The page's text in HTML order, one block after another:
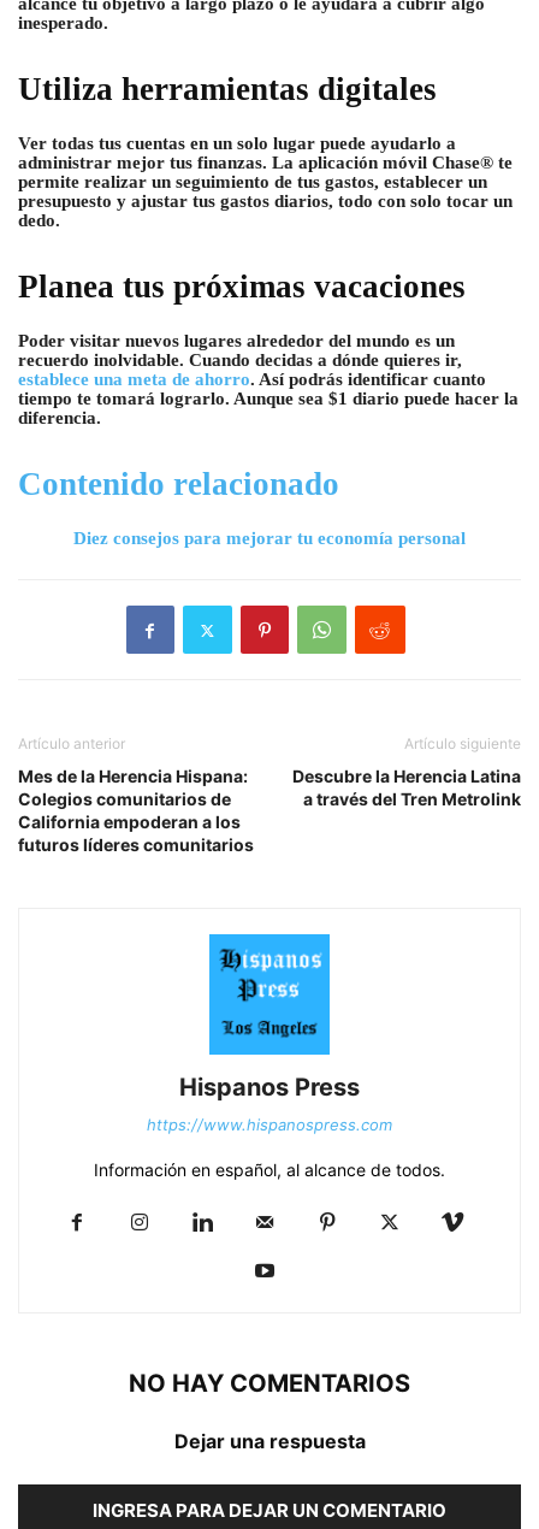
alcance tu objetivo a largo plazo o le ayudará a cubrir algo
inesperado.
Utiliza herramientas digitales
Ver todas tus cuentas en un solo lugar puede ayudarlo a
administrar mejor tus finanzas. La aplicación móvil Chase® te
permite realizar un seguimiento de tus gastos, establecer un
presupuesto y ajustar tus gastos diarios, todo con solo tocar un
dedo.
Planea tus próximas vacaciones
Poder visitar nuevos lugares alrededor del mundo es un
recuerdo inolvidable. Cuando decidas a dónde quieres ir,
establece una meta de ahorro. Así podrás identificar cuanto
tiempo te tomará lograrlo. Aunque sea $1 diario puede hacer la
diferencia.
Contenido relacionado
Diez consejos para mejorar tu economía personal
Artículo anterior
Mes de la Herencia Hispana:
Colegios comunitarios de
California empoderan a los
futuros líderes comunitarios
Artículo siguiente
Descubre la Herencia Latina
a través del Tren Metrolink
Hispanos Press
https://www.hispanospress.com
Información en español, al alcance de todos.
NO HAY COMENTARIOS
Dejar una respuesta
INGRESA PARA DEJAR UN COMENTARIO